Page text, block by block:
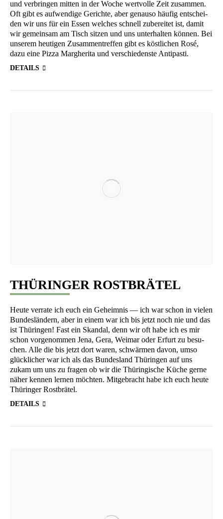
und ver­brin­gen mit­ten in der Woche wert­vol­le Zeit zusam­men.
Oft gibt es auf­wen­di­ge Gerich­te, aber genau­so häu­fig ent­schei­
den wir uns für ein Essen wel­ches schnell zube­rei­tet ist, damit
wir gemein­sam am Tisch sit­zen und uns unter­hal­ten kön­nen. Bei
unse­rem heu­ti­gen Zusam­men­tref­fen gibt es köst­li­chen Rosé,
dazu eine Piz­za Mar­ghe­ri­ta und ver­schie­dens­te Antipasti.
DETAILS
THÜRINGER ROSTBRÄTEL
Heu­te ver­ra­te ich euch ein Geheim­nis — ich war schon in vie­len
Bun­des­län­dern, aber in einem war ich bis jetzt noch nie und das
ist Thü­rin­gen! Fast ein Skan­dal, denn wir oft habe ich es mir
schon vor­ge­nom­men Jena, Gera, Wei­mar oder Erfurt zu besu­
chen. Alle die bis jetzt dort waren, schwär­men davon, umso
glück­li­cher war ich als das Bun­des­land Thü­rin­gen auf uns
zukam um uns zu fra­gen ob wir die Thü­rin­gi­sche Küche ger­ne
näher ken­nen ler­nen möch­ten. Mit­ge­bracht habe ich euch heu­te
Thü­rin­ger Rostbrätel.
DETAILS